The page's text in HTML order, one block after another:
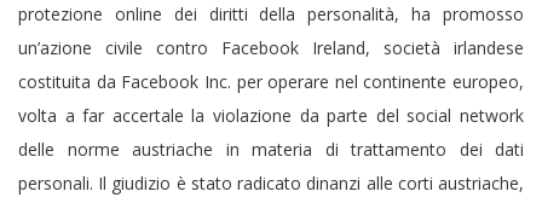
protezione online dei diritti della personalità, ha promosso
un’azione civile contro Facebook Ireland, società irlandese
costituita da Facebook Inc. per operare nel continente europeo,
volta a far accertale la violazione da parte del social network
delle norme austriache in materia di trattamento dei dati
personali. Il giudizio è stato radicato dinanzi alle corti austriache,